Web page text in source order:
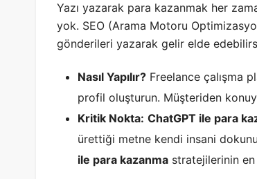
Yazı yazarak para kazanmak her
yok. SEO (Arama Motoru
gönderileri yazarak gelir elde
Nasıl Yapılır? Freelance çalışma
profil oluşturun. Müşteriden
Kritik Nokta: ChatGPT ile para
ürettiği metne kendi insani
ile para kazanma stratejilerinin en